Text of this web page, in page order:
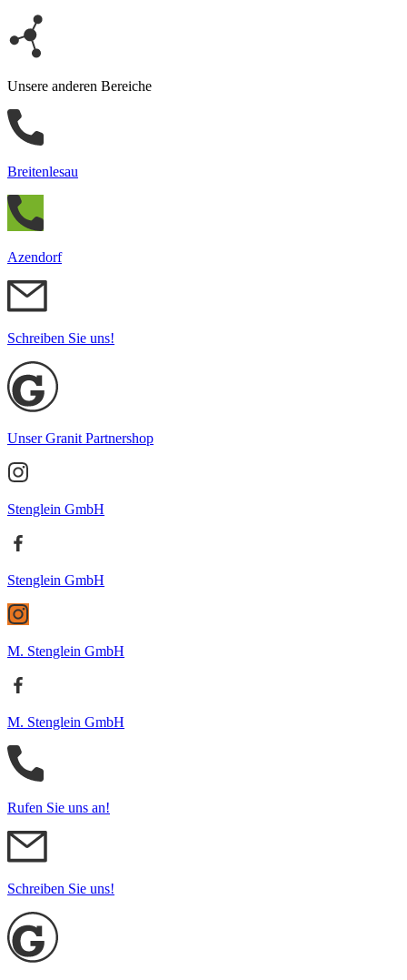
Unsere anderen Bereiche
Breitenlesau
Azendorf
Schreiben Sie uns!
Unser Granit Partnershop
Stenglein GmbH
Stenglein GmbH
M. Stenglein GmbH
M. Stenglein GmbH
Rufen Sie uns an!
Schreiben Sie uns!